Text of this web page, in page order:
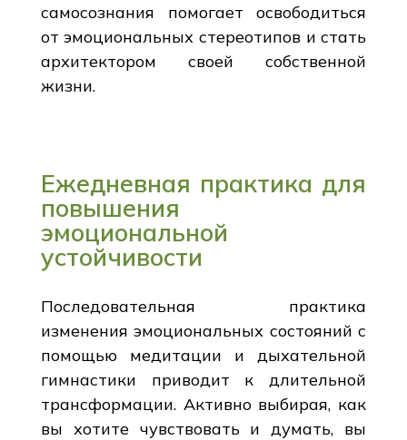
самосознания помогает освободиться
от эмоциональных стереотипов и стать
архитектором своей собственной
жизни.
Ежедневная практика для
повышения
эмоциональной
устойчивости
Последовательная практика
изменения эмоциональных состояний с
помощью медитации и дыхательной
гимнастики приводит к длительной
трансформации. Активно выбирая, как
вы хотите чувствовать и думать, вы